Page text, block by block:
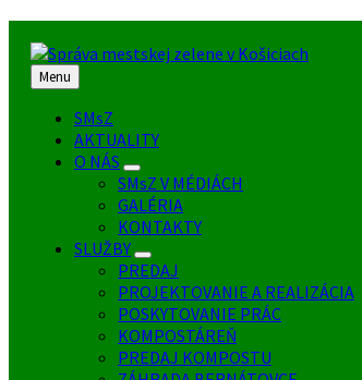
Menu
SMsZ
AKTUALITY
O NÁS
SMsZ V MÉDIÁCH
GALÉRIA
KONTAKTY
SLUŽBY
PREDAJ
PROJEKTOVANIE A REALIZÁCIA
POSKYTOVANIE PRÁC
KOMPOSTÁREŇ
PREDAJ KOMPOSTU